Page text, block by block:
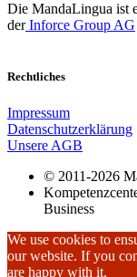
Die MandaLingua ist
derInforce Group AG
Rechtliches
Impressum
Datenschutzerklärung
Unsere AGB
© 2011-2026
Business
We use cookies to
our website. If you
are happy with it.